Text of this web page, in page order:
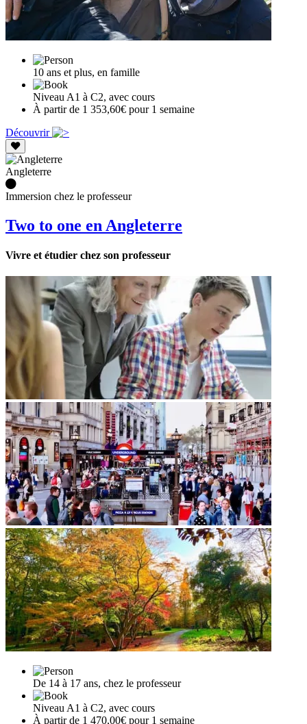
10 ans et plus, en famille
Niveau A1 à C2, avec cours
À partir de 1 353,60€ pour 1 semaine
Découvrir
Angleterre
Immersion chez le professeur
Two to one en Angleterre
Vivre et étudier chez son professeur
De 14 à 17 ans, chez le professeur
Niveau A1 à C2, avec cours
À partir de 1 470,00€ pour 1 semaine